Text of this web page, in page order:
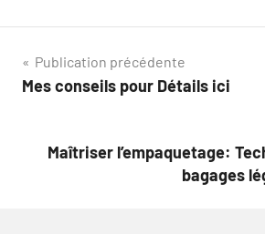
Navigation
de
Publication précédente
Mes conseils pour Détails ici
Maîtriser l’empaquetage:
bagages